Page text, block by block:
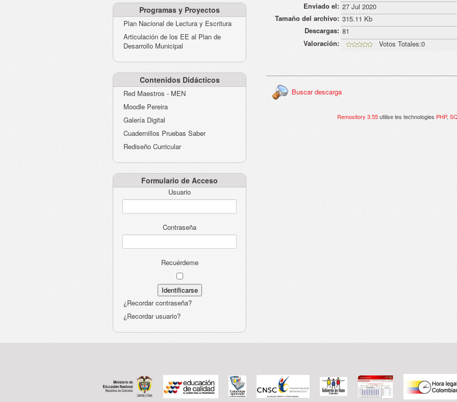
Programas y Proyectos
Plan Nacional de Lectura y Escritura
Articulación de los EE al Plan de
Desarrollo Municipal
Contenidos Didácticos
Red Maestros - MEN
Moodle Pereira
Galería Digital
Cuadernillos Pruebas Saber
Rediseño Curricular
Formulario de Acceso
Usuario
Contraseña
Recuérdeme
¿Recordar contraseña?
¿Recordar usuario?
Enviado el: 27 Jul 2020
Tamaño del archivo: 315.11 Kb
Descargas: 81
Valoración:
Votos Totales:0
Buscar descarga
Remository 3.55utilise les technologies PHP,